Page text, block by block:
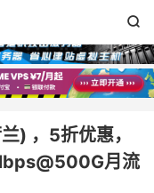

) ，5折优惠，
月流